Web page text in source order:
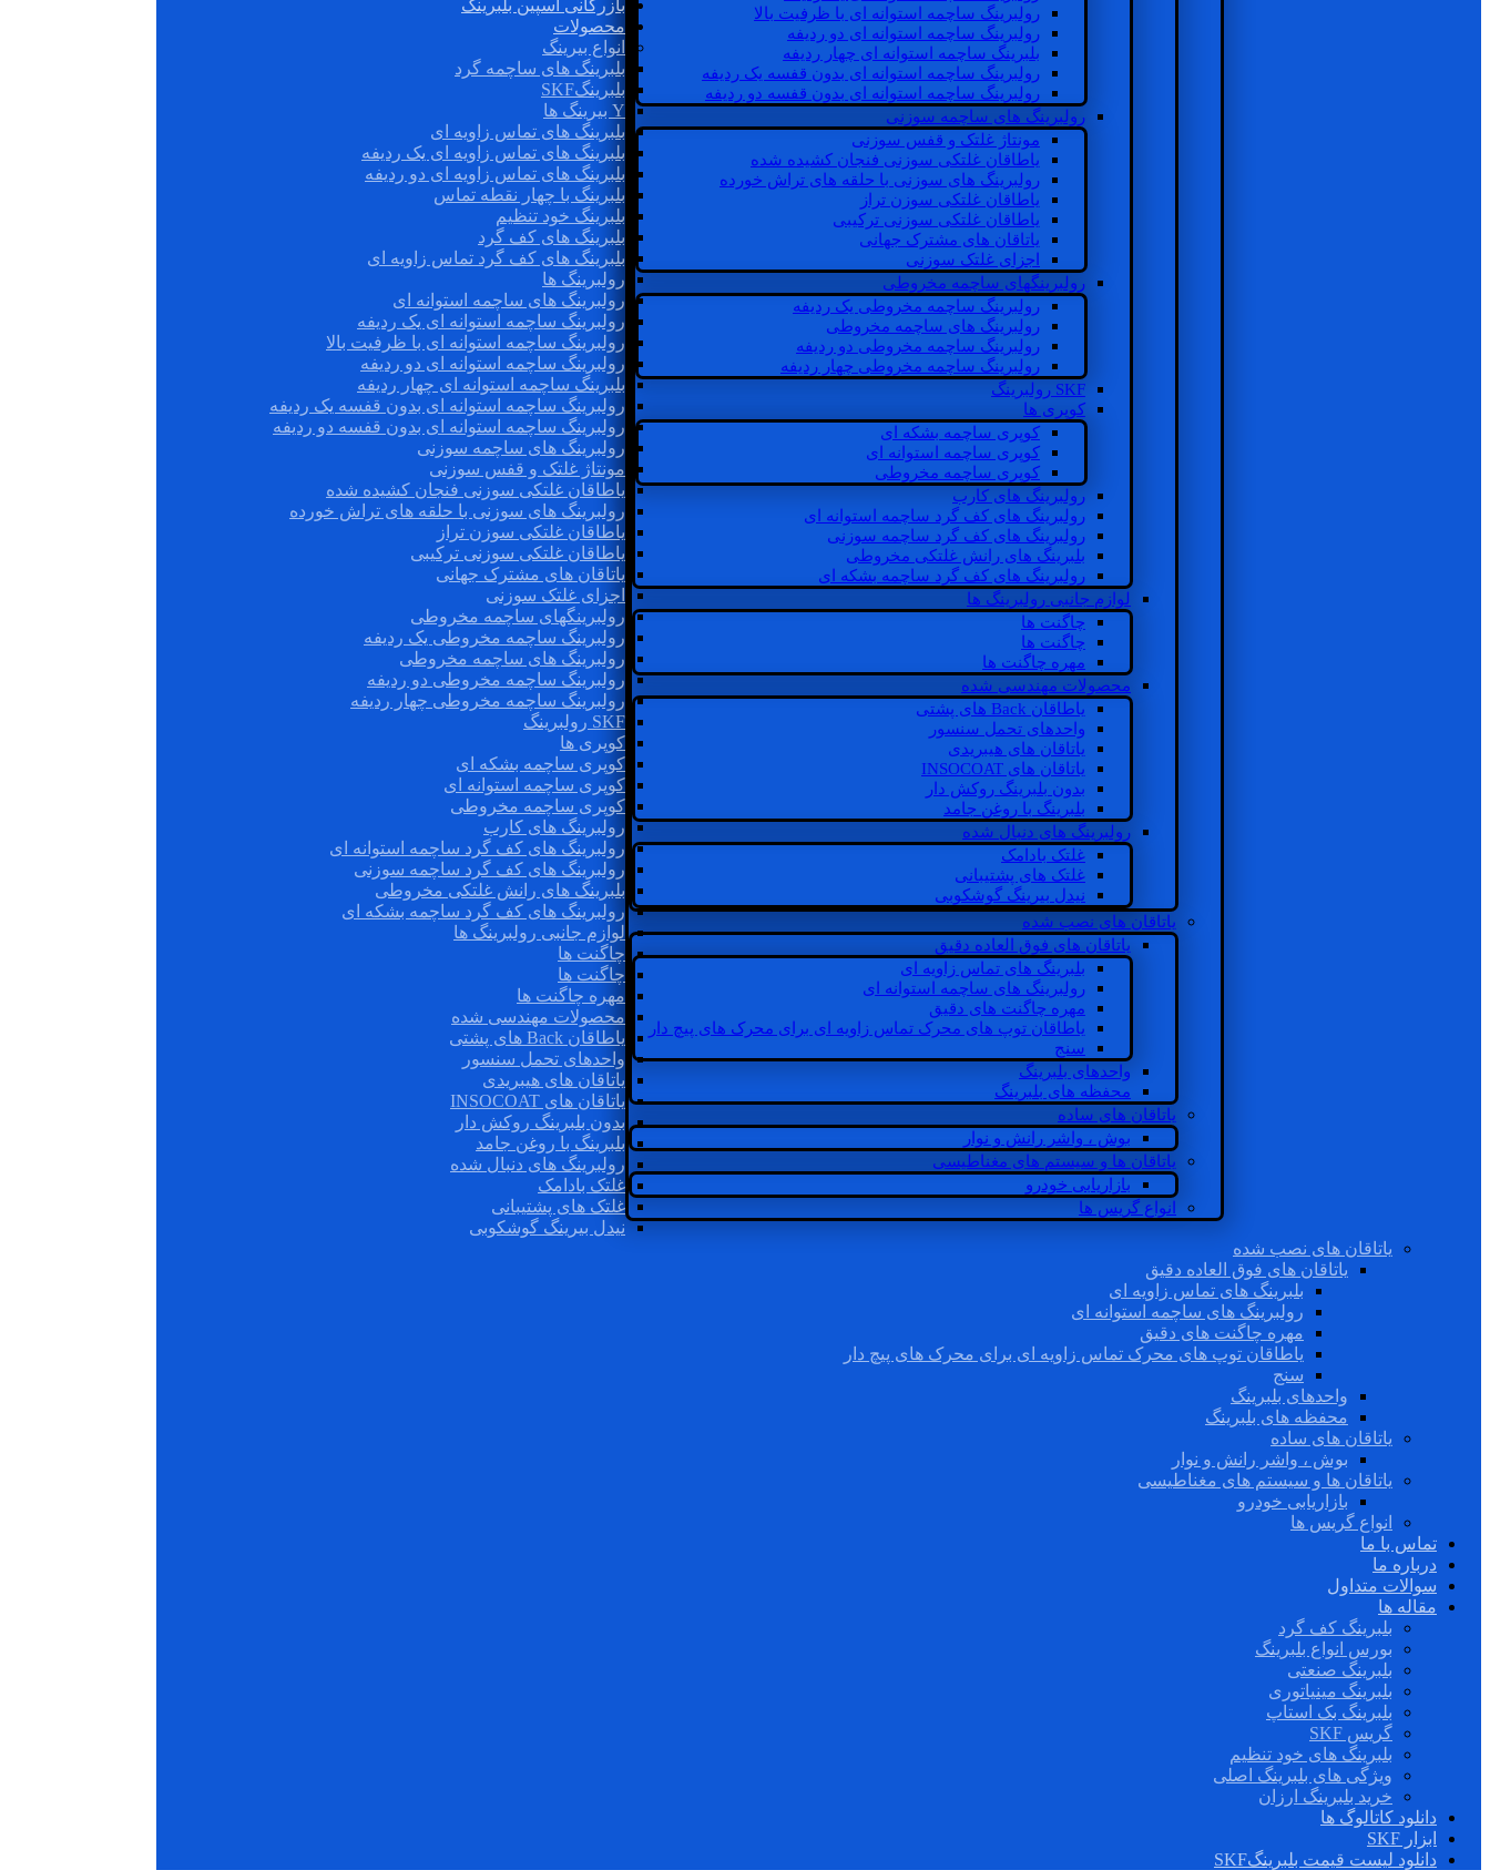
رولبرینگ ساچمه استوانه ای با ظرفیت بالا
رولبرینگ ساچمه استوانه ای دو ردیفه
بلبرینگ ساچمه استوانه ای چهار ردیفه
رولبرینگ ساچمه استوانه ای بدون قفسه یک ردیفه
رولبرینگ ساچمه استوانه ای بدون قفسه دو ردیفه
رولبرینگ های ساچمه سوزنی
مونتاژ غلتک و قفس سوزنی
یاطاقان غلتکی سوزنی فنجان کشیده شده
رولبرینگ های سوزنی با حلقه های تراش خورده
یاطاقان غلتکی سوزن تراز
یاطاقان غلتکی سوزنی ترکیبی
یاتاقان های مشترک جهانی
اجزای غلتک سوزنی
رولبرینگهای ساچمه مخروطی
رولبرینگ ساچمه مخروطی یک ردیفه
رولبرینگ های ساچمه مخروطی
رولبرینگ ساچمه مخروطی دو ردیفه
رولبرینگ ساچمه مخروطی چهار ردیفه
SKF رولبرینگ
کوپری ها
کوپری ساچمه بشکه ای
کوپری ساچمه استوانه ای
کوپری ساچمه مخروطی
رولبرینگ های کارب
رولبرینگ های کف گرد ساچمه استوانه ای
رولبرینگ های کف گرد ساچمه سوزنی
بلبرینگ های رانش غلتکی مخروطی
رولبرینگ های کف گرد ساچمه بشکه ای
لوازم جانبی رولبرینگ ها
چاگنت ها
چاگنت ها
مهره چاگنت ها
محصولات مهندسی شده
یاطاقان Back های پشتی
واحدهای تحمل سنسور
یاتاقان های هیبریدی
یاتاقان های INSOCOAT
بدون بلبرینگ روکش دار
بلبرینگ با روغن جامد
رولبرینگ های دنبال شده
غلتک بادامک
غلتک های پشتیبانی
نیدل بیرینگ گوشکوبی
یاتاقان های نصب شده
یاتاقان های فوق العاده دقیق
بلبرینگ های تماس زاویه ای
رولبرینگ های ساچمه استوانه ای
مهره چاگنت های دقیق
یاطاقان توپ های محرک تماس زاویه ای برای محرک های پیچ دار
سنج
واحدهای بلبرینگ
محفظه های بلبرینگ
یاتاقان های ساده
بوش ، واشر رانش و نوار
یاتاقان ها و سیستم های مغناطیسی
بازاریابی خودرو
انواع گریس ها
بازرگانی اسپین بلبرینگ
محصولات
انواع بیرینگ
بلبرینگ های ساچمه گرد
بلبرینگSKF
Y بیرینگ ها
بلبرینگ های تماس زاویه ای
بلبرینگ های تماس زاویه ای یک ردیفه
بلبرینگ های تماس زاویه ای دو ردیفه
بلبرینگ با چهار نقطه تماس
بلبرینگ خود تنظیم
بلبرینگ های کف گرد
بلبرینگ های کف گرد تماس زاویه ای
رولبرینگ ها
رولبرینگ های ساچمه استوانه ای
رولبرینگ ساچمه استوانه ای یک ردیفه
رولبرینگ ساچمه استوانه ای با ظرفیت بالا
رولبرینگ ساچمه استوانه ای دو ردیفه
بلبرینگ ساچمه استوانه ای چهار ردیفه
رولبرینگ ساچمه استوانه ای بدون قفسه یک ردیفه
رولبرینگ ساچمه استوانه ای بدون قفسه دو ردیفه
رولبرینگ های ساچمه سوزنی
مونتاژ غلتک و قفس سوزنی
یاطاقان غلتکی سوزنی فنجان کشیده شده
رولبرینگ های سوزنی با حلقه های تراش خورده
یاطاقان غلتکی سوزن تراز
یاطاقان غلتکی سوزنی ترکیبی
یاتاقان های مشترک جهانی
اجزای غلتک سوزنی
رولبرینگهای ساچمه مخروطی
رولبرینگ ساچمه مخروطی یک ردیفه
رولبرینگ های ساچمه مخروطی
رولبرینگ ساچمه مخروطی دو ردیفه
رولبرینگ ساچمه مخروطی چهار ردیفه
SKF رولبرینگ
کوپری ها
کوپری ساچمه بشکه ای
کوپری ساچمه استوانه ای
کوپری ساچمه مخروطی
رولبرینگ های کارب
رولبرینگ های کف گرد ساچمه استوانه ای
رولبرینگ های کف گرد ساچمه سوزنی
بلبرینگ های رانش غلتکی مخروطی
رولبرینگ های کف گرد ساچمه بشکه ای
لوازم جانبی رولبرینگ ها
چاگنت ها
چاگنت ها
مهره چاگنت ها
محصولات مهندسی شده
یاطاقان Back های پشتی
واحدهای تحمل سنسور
یاتاقان های هیبریدی
یاتاقان های INSOCOAT
بدون بلبرینگ روکش دار
بلبرینگ با روغن جامد
رولبرینگ های دنبال شده
غلتک بادامک
غلتک های پشتیبانی
نیدل بیرینگ گوشکوبی
یاتاقان های نصب شده
یاتاقان های فوق العاده دقیق
بلبرینگ های تماس زاویه ای
رولبرینگ های ساچمه استوانه ای
مهره چاگنت های دقیق
یاطاقان توپ های محرک تماس زاویه ای برای محرک های پیچ دار
سنج
واحدهای بلبرینگ
محفظه های بلبرینگ
یاتاقان های ساده
بوش ، واشر رانش و نوار
یاتاقان ها و سیستم های مغناطیسی
بازاریابی خودرو
انواع گریس ها
تماس با ما
درباره ما
سوالات متداول
مقاله ها
بلبرینگ کف گرد
بورس انواع بلبرینگ
بلبرینگ صنعتی
بلبرینگ مینیاتوری
بلبرینگ بک استاپ
گریس SKF
بلبرینگ های خود تنظیم
ویژگی های بلبرینگ اصلی
خرید بلبرینگ ارزان
دانلود کاتالوگ ها
ابزار SKF
دانلود لیست قیمت بلبرینگSKF